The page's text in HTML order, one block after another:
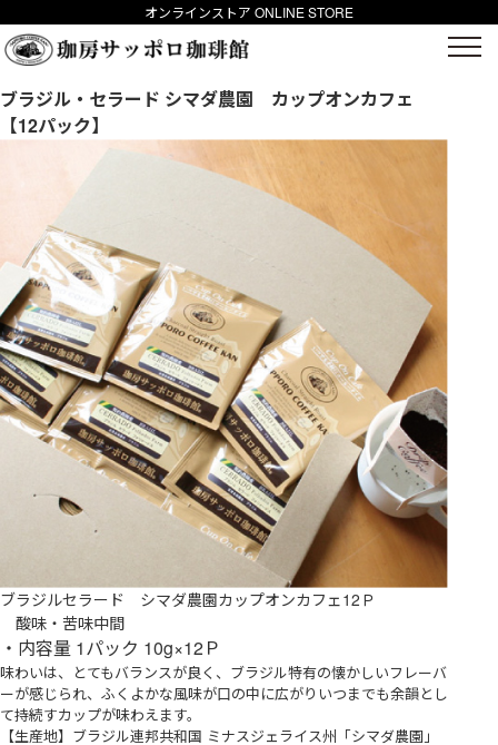
オンラインストア ONLINE STORE
ブラジル・セラード シマダ農園 カップオンカフェ
【12パック】
ブラジルセラード シマダ農園カップオンカフェ12Ｐ
酸味・苦味中間
・内容量 1パック 10g×12Ｐ
味わいは、とてもバランスが良く、ブラジル特有の懐かしいフレーバ
ーが感じられ、ふくよかな風味が口の中に広がりいつまでも余韻とし
て持続すカップが味わえます。
【生産地】ブラジル連邦共和国 ミナスジェライス州「シマダ農園」